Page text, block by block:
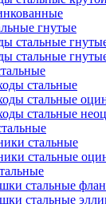
гнутые
стальные
стальные
стальные
стальные
стальные
стальные
стальные
стальные
стальные